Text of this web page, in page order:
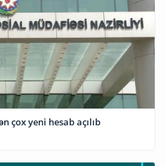
Fərdi uçot sistemində 71 mindən çox yeni hesab açılıb